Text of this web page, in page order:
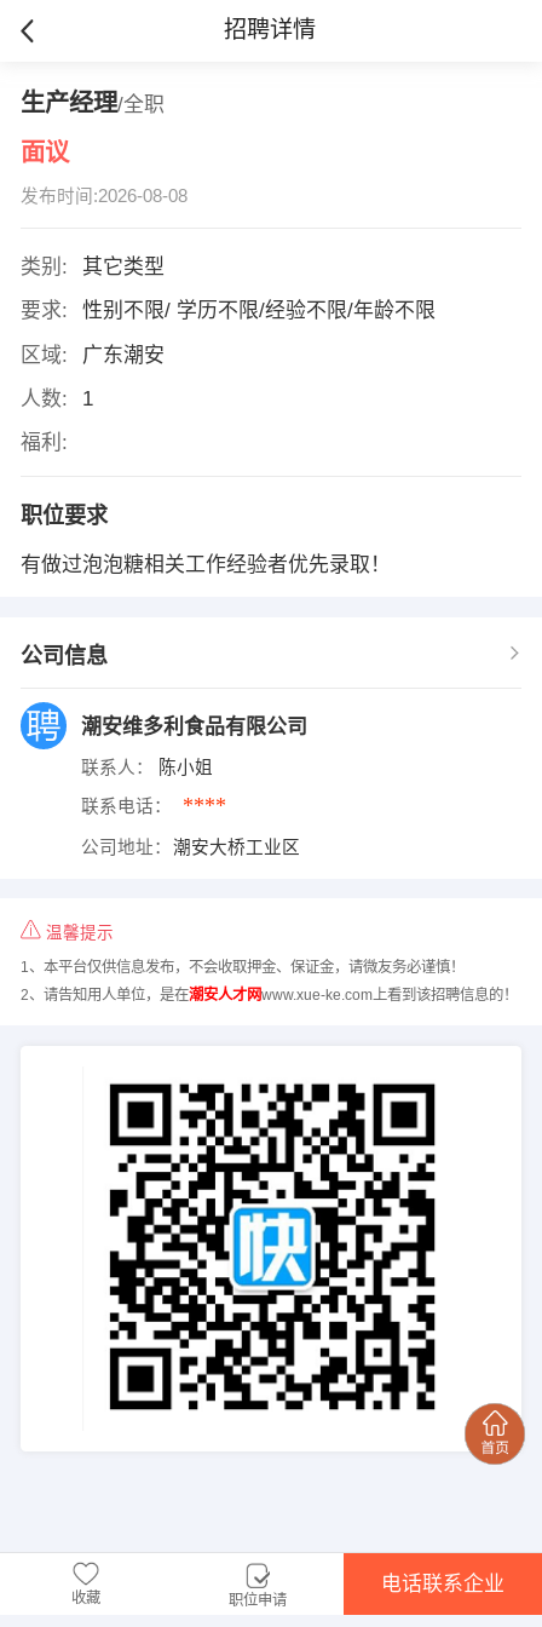
招聘详情
生产经理/全职
面议
发布时间:2026-08-08
类别:
其它类型
要求:
性别不限/ 学历不限/经验不限/年龄不限
区域:
广东潮安
人数:
1
福利:
职位要求
有做过泡泡糖相关工作经验者优先录取！
公司信息
潮安维多利食品有限公司
联系人： 陈小姐
联系电话： ****
公司地址： 潮安大桥工业区
温馨提示
1、本平台仅供信息发布，不会收取押金、保证金，请微友务必谨慎！
2、请告知用人单位，是在潮安人才网www.xue-ke.com上看到该招聘信息的！
收藏 职位申请
电话联系企业